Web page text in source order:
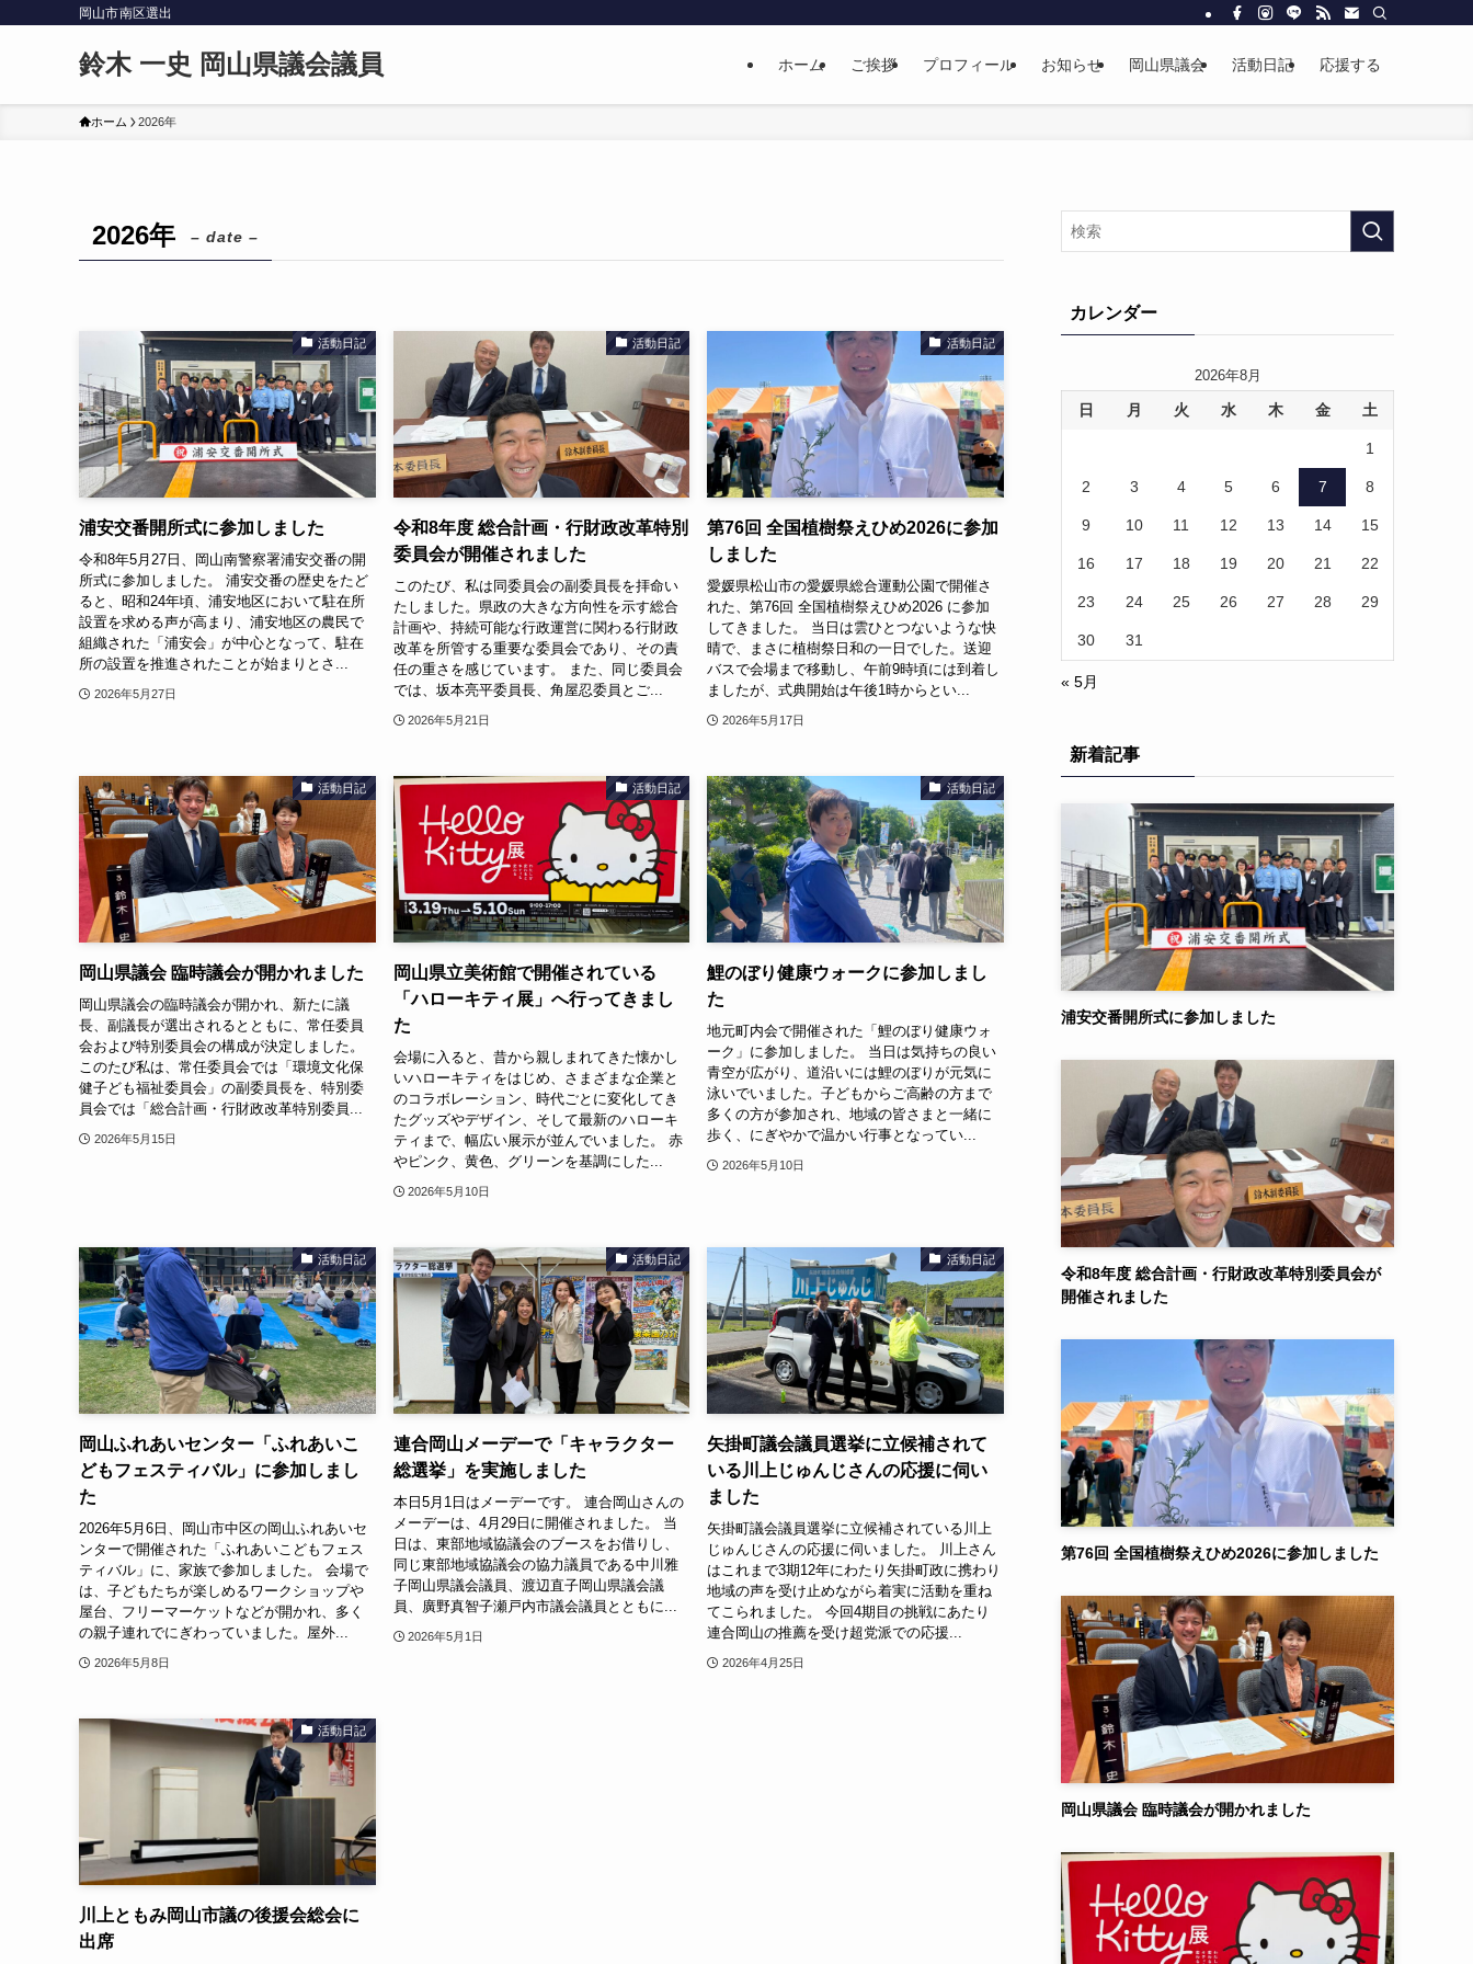
岡山市南区選出
鈴木 一史 岡山県議会議員 ホーム ご挨拶 プロフィール お知らせ 岡山県議会 活動日記 応援する
ホーム 2026年
2026年 – date –
活動日記
浦安交番開所式に参加しました
令和8年5月27日、岡山南警察署浦安交番の開
所式に参加しました。 浦安交番の歴史をたど
ると、昭和24年頃、浦安地区において駐在所
設置を求める声が高まり、浦安地区の農民で
組織された「浦安会」が中心となって、駐在
所の設置を推進されたことが始まりとさ...
2026年5月27日
活動日記
令和8年度 総合計画・行財政改革特別
委員会が開催されました
このたび、私は同委員会の副委員長を拝命い
たしました。県政の大きな方向性を示す総合
計画や、持続可能な行政運営に関わる行財政
改革を所管する重要な委員会であり、その責
任の重さを感じています。 また、同じ委員会
では、坂本亮平委員長、角屋忍委員とご...
2026年5月21日
活動日記
第76回 全国植樹祭えひめ2026に参加
しました
愛媛県松山市の愛媛県総合運動公園で開催さ
れた、第76回 全国植樹祭えひめ2026 に参加
してきました。 当日は雲ひとつないような快
晴で、まさに植樹祭日和の一日でした。送迎
バスで会場まで移動し、午前9時頃には到着し
ましたが、式典開始は午後1時からとい...
2026年5月17日
活動日記
岡山県議会 臨時議会が開かれました
岡山県議会の臨時議会が開かれ、新たに議
長、副議長が選出されるとともに、常任委員
会および特別委員会の構成が決定しました。
このたび私は、常任委員会では「環境文化保
健子ども福祉委員会」の副委員長を、特別委
員会では「総合計画・行財政改革特別委員...
2026年5月15日
活動日記
岡山県立美術館で開催されている
「ハローキティ展」へ行ってきまし
た
会場に入ると、昔から親しまれてきた懐かし
いハローキティをはじめ、さまざまな企業と
のコラボレーション、時代ごとに変化してき
たグッズやデザイン、そして最新のハローキ
ティまで、幅広い展示が並んでいました。 赤
やピンク、黄色、グリーンを基調にした...
2026年5月10日
活動日記
鯉のぼり健康ウォークに参加しまし
た
地元町内会で開催された「鯉のぼり健康ウォ
ーク」に参加しました。 当日は気持ちの良い
青空が広がり、道沿いには鯉のぼりが元気に
泳いでいました。子どもからご高齢の方まで
多くの方が参加され、地域の皆さまと一緒に
歩く、にぎやかで温かい行事となってい...
2026年5月10日
活動日記
岡山ふれあいセンター「ふれあいこ
どもフェスティバル」に参加しまし
た
2026年5月6日、岡山市中区の岡山ふれあいセ
ンターで開催された「ふれあいこどもフェス
ティバル」に、家族で参加しました。 会場で
は、子どもたちが楽しめるワークショップや
屋台、フリーマーケットなどが開かれ、多く
の親子連れでにぎわっていました。屋外...
2026年5月8日
活動日記
連合岡山メーデーで「キャラクター
総選挙」を実施しました
本日5月1日はメーデーです。 連合岡山さんの
メーデーは、4月29日に開催されました。 当
日は、東部地域協議会のブースをお借りし、
同じ東部地域協議会の協力議員である中川雅
子岡山県議会議員、渡辺直子岡山県議会議
員、廣野真智子瀬戸内市議会議員とともに...
2026年5月1日
活動日記
矢掛町議会議員選挙に立候補されて
いる川上じゅんじさんの応援に伺い
ました
矢掛町議会議員選挙に立候補されている川上
じゅんじさんの応援に伺いました。 川上さん
はこれまで3期12年にわたり矢掛町政に携わり
地域の声を受け止めながら着実に活動を重ね
てこられました。 今回4期目の挑戦にあたり
連合岡山の推薦を受け超党派での応援...
2026年4月25日
活動日記
川上ともみ岡山市議の後援会総会に
出席
カレンダー
2026年8月
日 月 火 水 木 金 土
1
2 3 4 5 6 7 8
9 10 11 12 13 14 15
16 17 18 19 20 21 22
23 24 25 26 27 28 29
30 31
« 5月
新着記事
浦安交番開所式に参加しました
令和8年度 総合計画・行財政改革特別委員会が
開催されました
第76回 全国植樹祭えひめ2026に参加しました
岡山県議会 臨時議会が開かれました